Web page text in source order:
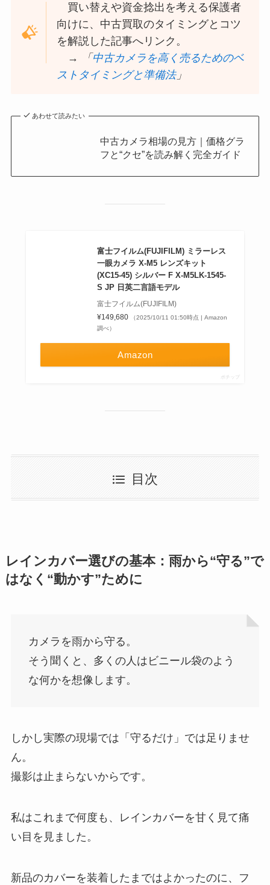
買い替えや資金捻出を考える保護者
向けに、中古買取のタイミングとコツ
を解説した記事へリンク。
→
「 中古カメラを高く売るためのベ
ストタイミングと準備法」
あわせて読みたい
中古カメラ相場の見方｜価格グラ
フと“クセ”を読み解く完全ガイド
富士フイルム(FUJIFILM) ミラーレス
一眼カメラ X-M5 レンズキット
(XC15-45) シルバー F X-M5LK-1545-
S JP 日英二言語モデル
富士フイルム(FUJIFILM)
¥149,680
（2025/10/11 01:50時点 | Amazon
調べ）
Amazon
ポチップ
目次
レインカバー選びの基本：雨から“守る”で
はなく“動かす”ために
カメラを雨から守る。
そう聞くと、多くの人はビニール袋のよう
な何かを想像します。
しかし実際の現場では「守るだけ」では足りませ
ん。
撮影は止まらないからです。
私はこれまで何度も、レインカバーを甘く見て痛
い目を見ました。
新品のカバーを装着したまではよかったのに、フ